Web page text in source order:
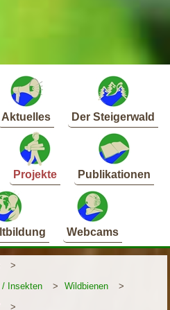
Aktuelles Der Steigerwald
Projekte Publikationen
Webcams
>
/ Insekten
> Wildbienen
>
>